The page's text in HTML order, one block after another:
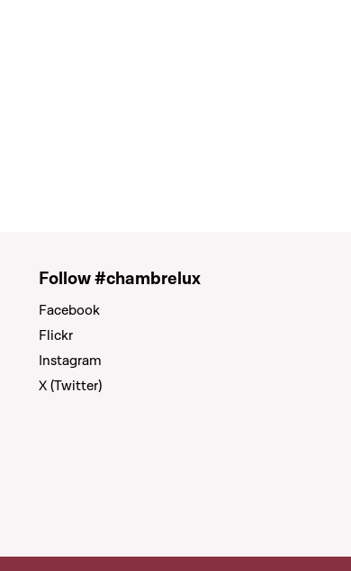
Follow #chambrelux
Facebook
Flickr
Instagram
X (Twitter)